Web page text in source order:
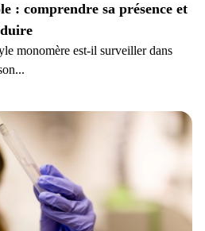
: comprendre sa présence et
monomère est-il surveiller dans